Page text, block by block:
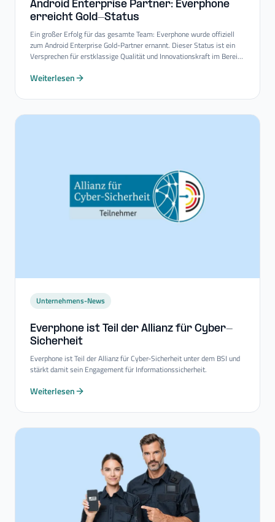
Android Enterprise Partner: Everphone
erreicht Gold-​Status
Ein großer Erfolg für das gesamte Team: Everphone wurde offiziell
zum Android Enterprise Gold-Partner ernannt. Dieser Status ist ein
Versprechen für erstklassige Qualität und Innovationskraft im Bereich
Weiterlesen
Unternehmens-News
Everphone ist Teil der Allianz für Cyber-​
Sicherheit
Everphone ist Teil der Allianz für Cyber-Sicherheit unter dem BSI und
stärkt damit sein Engagement für Informationssicherheit.
Weiterlesen